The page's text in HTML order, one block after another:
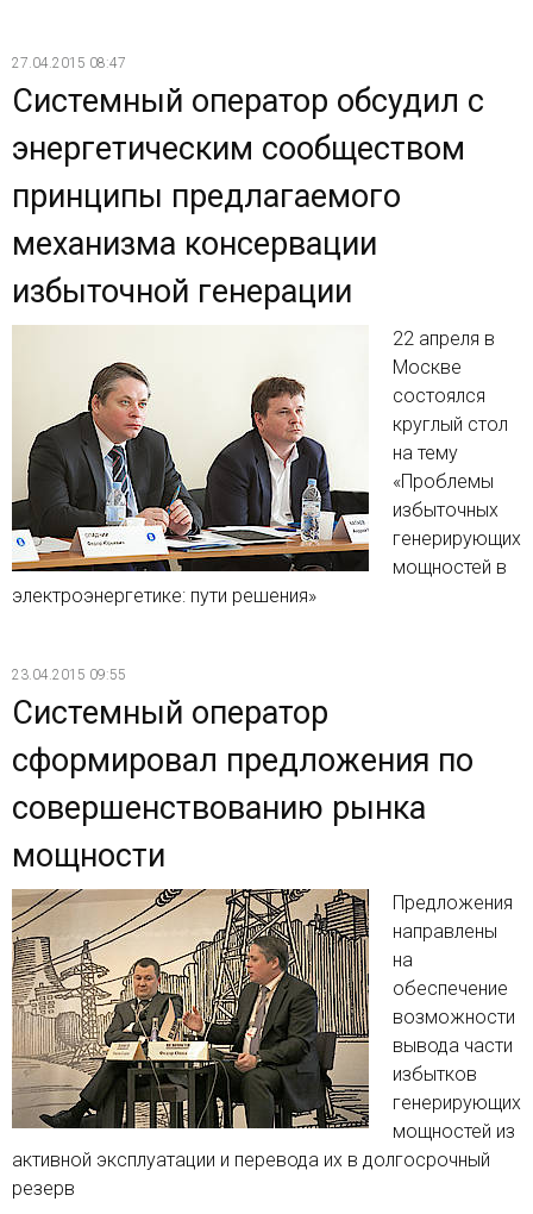
27.04.2015 08:47
Системный оператор обсудил с
энергетическим сообществом
принципы предлагаемого
механизма консервации
избыточной генерации
22 апреля в
Москве
состоялся
круглый стол
на тему
«Проблемы
избыточных
генерирующих
мощностей в
электроэнергетике: пути решения»
23.04.2015 09:55
Системный оператор
сформировал предложения по
совершенствованию рынка
мощности
Предложения
направлены
на
обеспечение
возможности
вывода части
избытков
генерирующих
мощностей из
активной эксплуатации и перевода их в долгосрочный
резерв